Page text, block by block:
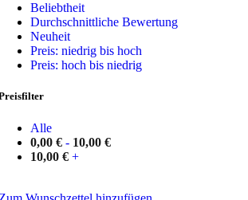
Beliebtheit
Durchschnittliche Bewertung
Neuheit
Preis: niedrig bis hoch
Preis: hoch bis niedrig
Alle
0,00 € - 10,00 €
10,00 € +